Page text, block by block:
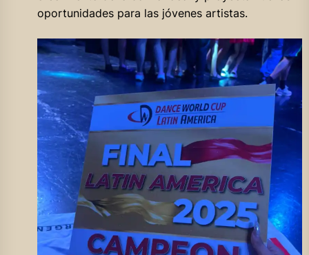
oportunidades para las jóvenes artistas.